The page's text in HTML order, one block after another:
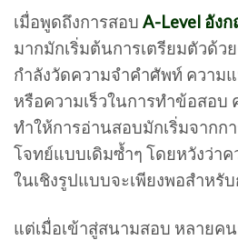
เมื่อพูดถึงการสอบ A-Level อังก
มากมักเริ่มต้นการเตรียมตัวด้ว
กำลังวัดความจำคำศัพท์ ความ
หรือความเร็วในการทำข้อสอบ
ทำให้การอ่านสอบมักเริ่มจากก
โจทย์แบบเดิมซ้ำๆ โดยหวังว่า
ในเชิงรูปแบบจะเพียงพอสำหรั
แต่เมื่อเข้าสู่สนามสอบ หลายค